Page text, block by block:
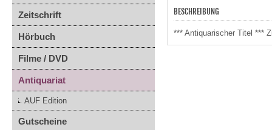
Zeitschrift
Hörbuch
Filme / DVD
Antiquariat
AUF Edition
Gutscheine
BESCHREIBUNG
*** Antiquarischer Titel ***